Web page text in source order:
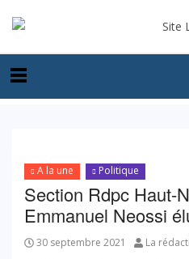
A la une Politique
Section Rdpc Haut-
Emmanuel Neossi
30 septembre 2021 La